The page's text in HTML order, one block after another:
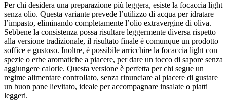
Per chi desidera una preparazione più leggera, esiste la focaccia light
senza olio. Questa variante prevede l’utilizzo di acqua per idratare
l’impasto, eliminando completamente l’olio extravergine di oliva.
Sebbene la consistenza possa risultare leggermente diversa rispetto
alla versione tradizionale, il risultato finale è comunque un prodotto
soffice e gustoso. Inoltre, è possibile arricchire la focaccia light con
spezie o erbe aromatiche a piacere, per dare un tocco di sapore senza
aggiungere calorie. Questa versione è perfetta per chi segue un
regime alimentare controllato, senza rinunciare al piacere di gustare
un buon pane lievitato, ideale per accompagnare insalate o piatti
leggeri.